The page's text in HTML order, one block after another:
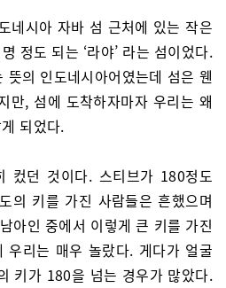
네시아 자바 섬 근처에 있는 작은
정도 되는 ‘라야’ 라는 섬이었다.
뜻의 인도네시아어였는데 섬은 웬
만, 섬에 도착하자마자 우리는 왜
되었다.
컸던 것이다. 스티브가 180정도
의 키를 가진 사람들은 흔했으며
아인 중에서 이렇게 큰 키를 가진
우리는 매우 놀랐다. 게다가 얼굴
키가 180을 넘는 경우가 많았다.